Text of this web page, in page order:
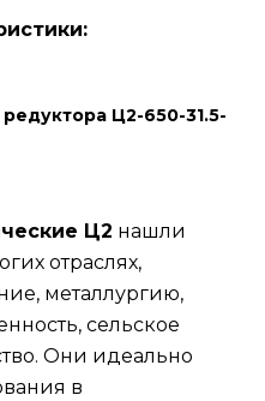
редуктора Ц2-650-31.5-
Ц2 нашли
отраслях,
металлургию,
сельское
Они идеально
в